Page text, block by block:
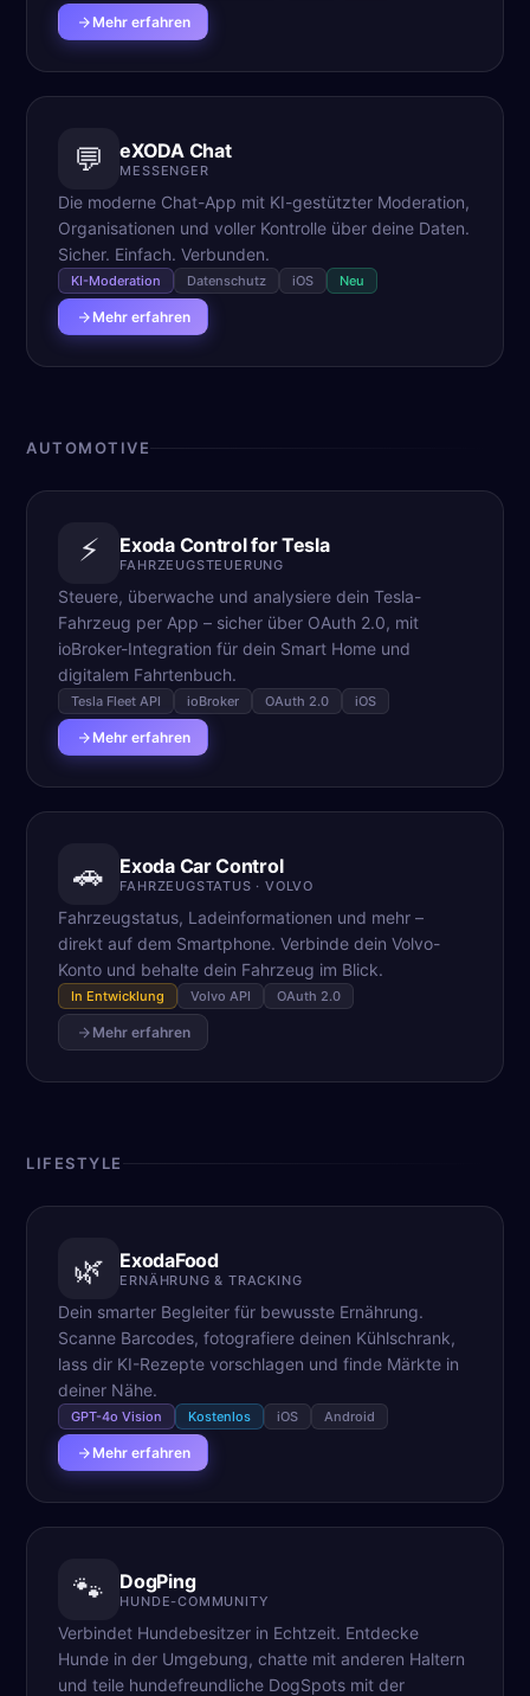
Mehr erfahren
💬 eXODA Chat
MESSENGER
Die moderne Chat-App mit KI-gestützter Moderation,
Organisationen und voller Kontrolle über deine Daten.
Sicher. Einfach. Verbunden.
KI-Moderation Datenschutz iOS Neu
Mehr erfahren
AUTOMOTIVE
⚡ Exoda Control for Tesla
FAHRZEUGSTEUERUNG
Steuere, überwache und analysiere dein Tesla-
Fahrzeug per App – sicher über OAuth 2.0, mit
ioBroker-Integration für dein Smart Home und
digitalem Fahrtenbuch.
Tesla Fleet API ioBroker OAuth 2.0 iOS
Mehr erfahren
🚗 Exoda Car Control
FAHRZEUGSTATUS · VOLVO
Fahrzeugstatus, Ladeinformationen und mehr –
direkt auf dem Smartphone. Verbinde dein Volvo-
Konto und behalte dein Fahrzeug im Blick.
In Entwicklung Volvo API OAuth 2.0
Mehr erfahren
LIFESTYLE
🌿 ExodaFood
ERNÄHRUNG & TRACKING
Dein smarter Begleiter für bewusste Ernährung.
Scanne Barcodes, fotografiere deinen Kühlschrank,
lass dir KI-Rezepte vorschlagen und finde Märkte in
deiner Nähe.
GPT-4o Vision Kostenlos iOS Android
Mehr erfahren
🐾 DogPing
HUNDE-COMMUNITY
Verbindet Hundebesitzer in Echtzeit. Entdecke
Hunde in der Umgebung, chatte mit anderen Haltern
und teile hundefreundliche DogSpots mit der